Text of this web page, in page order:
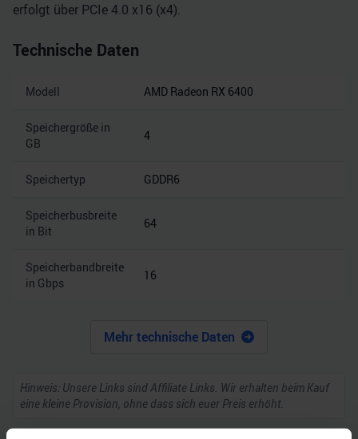
erfolgt über PCIe 4.0 x16 (x4).
Technische Daten
Modell AMD Radeon RX 6400
Speichergröße in
GB
4
Speichertyp GDDR6
Speicherbusbreite
in Bit
64
Speicherbandbreite
in Gbps
16
Mehr technische Daten
Hinweis: Unsere Links sind Affiliate Links. Wir erhalten beim Kauf
eine kleine Provision, ohne dass sich euer Preis erhöht.